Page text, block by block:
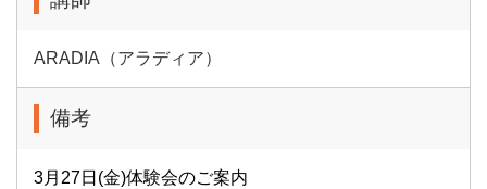
ARADIA（アラディア）
備考
3月27日(金)体験会のご案内